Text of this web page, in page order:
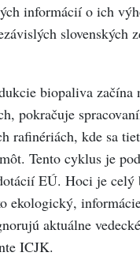
informácií o ich
slovenských
biopaliva začína
pokračuje
rafinériách, kde sa
Tento cyklus je
EÚ. Hoci je celý
ekologický,
aktuálne
ICJK.